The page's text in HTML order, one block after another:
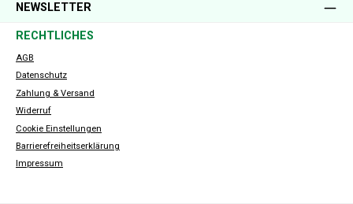
NEWSLETTER
RECHTLICHES
AGB
Datenschutz
Zahlung & Versand
Widerruf
Cookie Einstellungen
Barrierefreiheitserklärung
Impressum